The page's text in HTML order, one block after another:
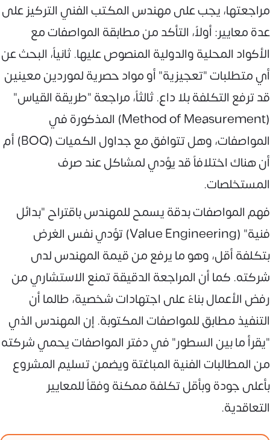
مراجعتها، يجب على مهندس المكتب الفني التركيز على
عدة معايير: أولاً، التأكد من مطابقة المواصفات مع
الأكواد المحلية والدولية المنصوص عليها. ثانياً، البحث عن
أي متطلبات "تعجيزية" أو مواد حصرية لموردين معينين
قد ترفع التكلفة بلا داعٍ. ثالثاً، مراجعة "طريقة القياس"
(Method of Measurement) المذكورة في
المواصفات، وهل تتوافق مع جداول الكميات (BOQ) أم
أن هناك اختلافاً قد يؤدي لمشاكل عند صرف
المستخلصات.
فهم المواصفات بدقة يسمح للمهندس باقتراح "بدائل
فنية" (Value Engineering) تؤدي نفس الغرض
بتكلفة أقل، وهو ما يرفع من قيمة المهندس لدى
شركته. كما أن المراجعة الدقيقة تمنع الاستشاري من
رفض الأعمال بناءً على اجتهادات شخصية، طالما أن
التنفيذ مطابق للمواصفات المكتوبة. إن المهندس الذي
"يقرأ ما بين السطور" في دفتر المواصفات يحمي شركته
من المطالبات الفنية المباغتة ويضمن تسليم المشروع
بأعلى جودة وبأقل تكلفة ممكنة وفقاً للمعايير
التعاقدية.